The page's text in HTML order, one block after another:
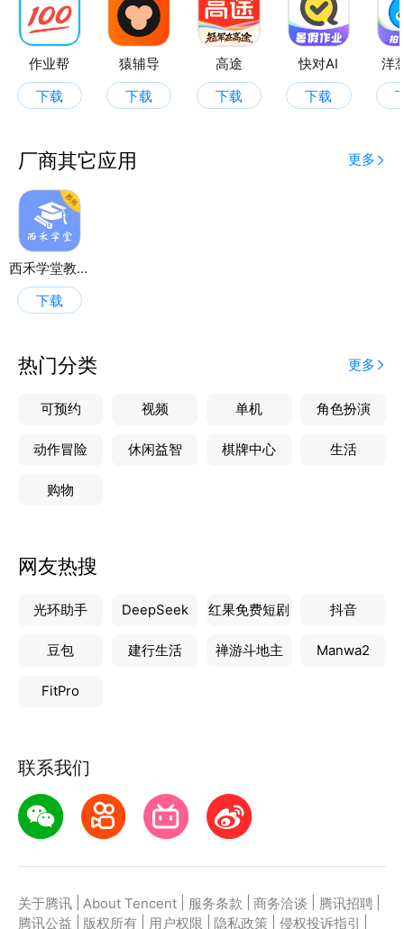
作业帮
下载
猿辅导
下载
高途
下载
快对AI
下载
洋
厂商其它应用 更多
西禾学堂教务端
下载
热门分类 更多
可预约 视频 单机 角色扮演
动作冒险 休闲益智 棋牌中心 生活
购物
网友热搜
光环助手 DeepSeek 红果免费短剧 抖音
豆包 建行生活 禅游斗地主 Manwa2
FitPro
联系我们
关于腾讯 About Tencent 服务条款 商务洽谈 腾讯招聘
腾讯公益
版权所有 用户权限 隐私政策 侵权投诉指引